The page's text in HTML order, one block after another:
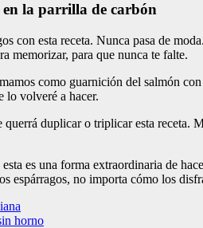
en la parrilla de carbón
con esta receta. Nunca pasa de
memorizar, para que nunca te falte.
como guarnición del salmón
lo volveré a hacer.
duplicar o triplicar esta receta.
esta es una forma extraordinaria de
espárragos, no importa cómo los
horno